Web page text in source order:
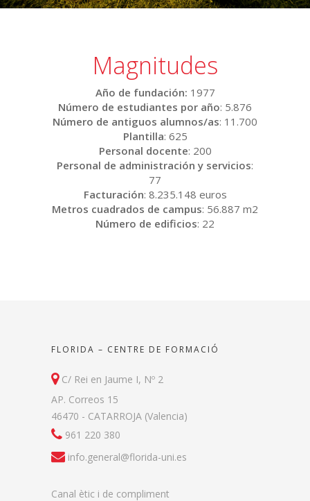
Magnitudes
Año de fundación: 1977
Número de estudiantes por año: 5.876
Número de antiguos alumnos/as: 11.700
Plantilla: 625
Personal docente: 200
Personal de administración y servicios:
77
Facturación: 8.235.148 euros
Metros cuadrados de campus: 56.887 m2
Número de edificios: 22
FLORIDA – CENTRE DE FORMACIÓ
C/ Rei en Jaume I, Nº 2
AP. Correos 15
46470 - CATARROJA (Valencia)
961 220 380
info.general@florida-uni.es
Canal ètic i de compliment